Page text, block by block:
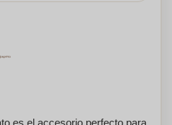
es el accesorio perfecto para